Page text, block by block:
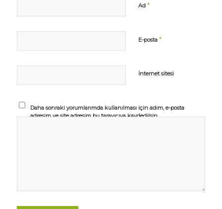
Ad *
E-posta *
İnternet sitesi
Daha sonraki yorumlarımda kullanılması için adım, e-posta
adresim ve site adresim bu tarayıcıya kaydedilsin.